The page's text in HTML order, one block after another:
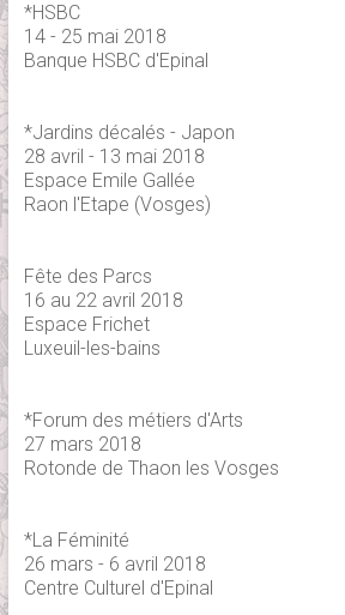
*HSBC
14 - 25 mai 2018
Banque HSBC d'Epinal
*Jardins décalés - Japon
28 avril - 13 mai 2018
Espace Emile Gallée
Raon l'Etape (Vosges)
Fête des Parcs
16 au 22 avril 2018
Espace Frichet
Luxeuil-les-bains
*Forum des métiers d'Arts
27 mars 2018
Rotonde de Thaon les Vosges
*La Féminité
26 mars - 6 avril 2018
Centre Culturel d'Epinal